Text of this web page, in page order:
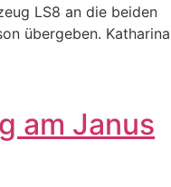
LS8 an die beiden
übergeben. Katharina
am Janus